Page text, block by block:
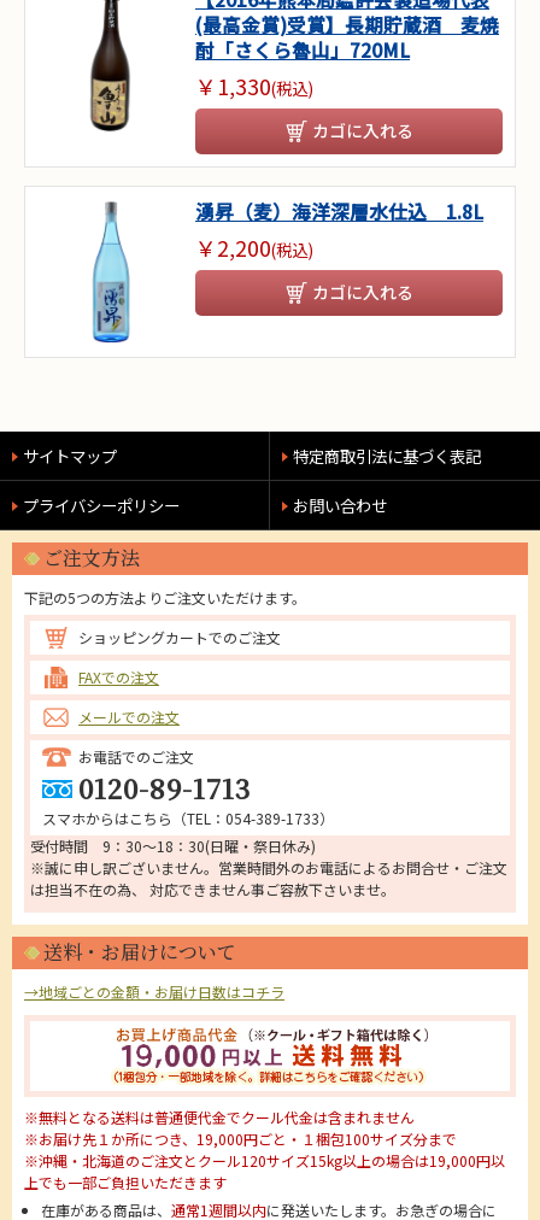
(最高金賞)受賞】長期貯蔵酒 麦焼
酎「さくら魯山」720ML
￥1,330(税込)
カゴに入れる
湧昇（麦）海洋深層水仕込 1.8L
￥2,200(税込)
カゴに入れる
サイトマップ 特定商取引法に基づく表記
プライバシーポリシー お問い合わせ
ご注文方法
下記の5つの方法よりご注文いただけます。
ショッピングカートでのご注文
FAXでの注文
メールでの注文
お電話でのご注文
0120-89-1713
スマホからはこちら（TEL：054-389-1733）
受付時間 9：30～18：30(日曜・祭日休み)
※誠に申し訳ございません。営業時間外のお電話によるお問合せ・ご注文
は担当不在の為、 対応できません事ご容赦下さいませ。
送料・お届けについて
→地域ごとの金額・お届け日数はコチラ
※無料となる送料は普通便代金でクール代金は含まれません
※お届け先１か所につき、19,000円ごと・１梱包100サイズ分まで
※沖縄・北海道のご注文とクール120サイズ15kg以上の場合は19,000円以
上でも一部ご負担いただきます
在庫がある商品は、通常1週間以内に発送いたします。お急ぎの場合に